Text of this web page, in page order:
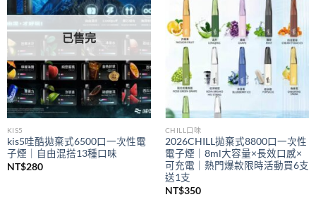
已售完
KIS5
kis5哇酷拋棄式6500口一次性電
子煙｜自由混搭13種口味
NT$280
CHILL口味
2026CHILL拋棄式8800口一次性
電子煙｜8ml大容量×長效口感×
可充電｜熱門爆款限時活動買6支
送1支
NT$350